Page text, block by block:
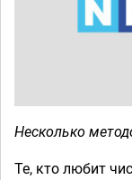
Несколько
Те, кто любит